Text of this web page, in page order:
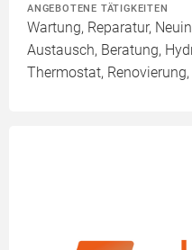
ANGEBOTENE TÄTIGKEITEN
Wartung, Reparatur,
Austausch, Beratung,
Thermostat,